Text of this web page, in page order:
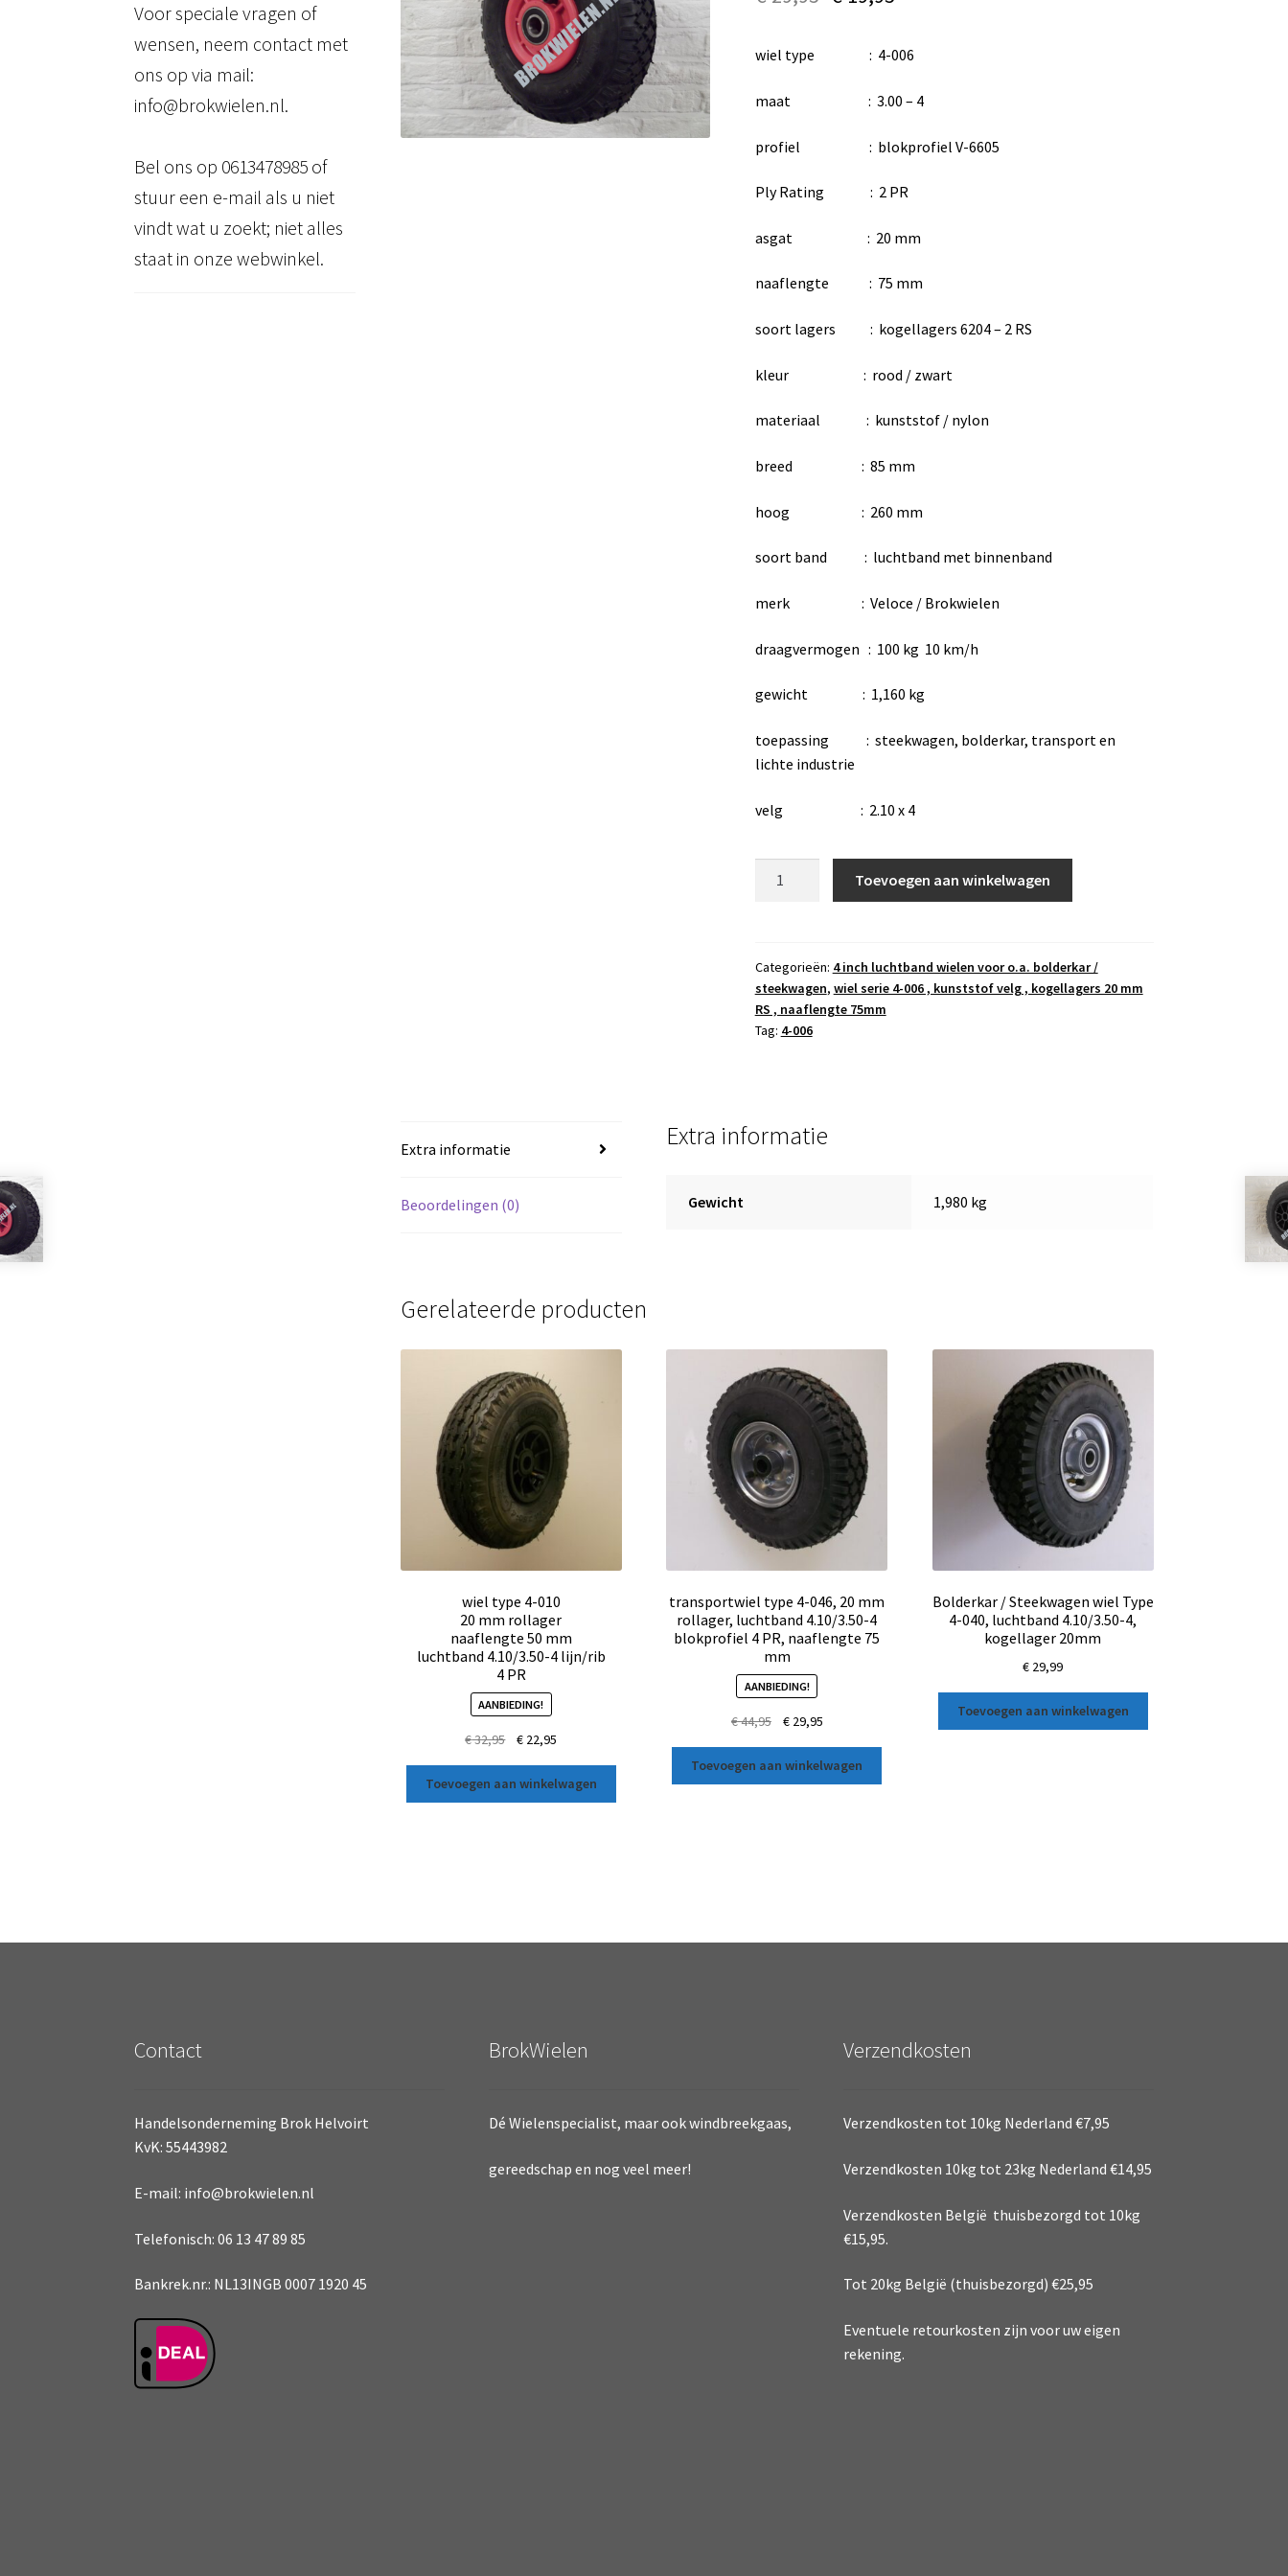
wiel type : 4-006
maat : 3.00 – 4
profiel : blokprofiel V-6605
Ply Rating : 2 PR
asgat : 20 mm
naaflengte : 75 mm
soort lagers : kogellagers 6204 – 2 RS
kleur : rood / zwart
materiaal : kunststof / nylon
breed : 85 mm
hoog : 260 mm
soort band : luchtband met binnenband
merk : Veloce / Brokwielen
draagvermogen : 100 kg 10 km/h
gewicht : 1,160 kg
toepassing : steekwagen, bolderkar, transport en
lichte industrie
velg : 2.10 x 4
3.00-
4
blokprofiel
,
kogellagers
Toevoegen aan winkelwagen
Categorieën: 4 inch luchtband wielen voor o.a. bolderkar /
steekwagen, wiel serie 4-006 , kunststof velg , kogellagers 20 mm
RS , naaflengte 75mm
Tag: 4-006
Extra informatie
Beoordelingen (0)
Extra informatie
Gewicht 1,980 kg
Gerelateerde producten
wiel type 4-010
20 mm rollager
naaflengte 50 mm
luchtband 4.10/3.50-4 lijn/rib
4 PR
AANBIEDING!
€32,95 € 22,95
Toevoegen aan winkelwagen
transportwiel type 4-046, 20 mm
rollager, luchtband 4.10/3.50-4
blokprofiel 4 PR, naaflengte 75
mm
AANBIEDING!
€44,95 €29,95
Toevoegen aan winkelwagen
Bolderkar / Steekwagen wiel Type
4-040, luchtband 4.10/3.50-4,
kogellager 20mm
€ 29,99
Toevoegen aan winkelwagen
Voor speciale vragen of
wensen, neem contact met
ons op via mail:
info@brokwielen.nl.
Bel ons op 0613478985 of
stuur een e-mail als u niet
vindt wat u zoekt; niet alles
staat in onze webwinkel.
Contact
Handelsonderneming Brok Helvoirt
KvK: 55443982
E-mail: info@brokwielen.nl
Telefonisch: 06 13 47 89 85
Bankrek.nr.: NL13INGB 0007 1920 45
BrokWielen
Dé Wielenspecialist, maar ook windbreekgaas,
gereedschap en nog veel meer!
Verzendkosten
Verzendkosten tot 10kg Nederland €7,95
Verzendkosten 10kg tot 23kg Nederland €14,95
Verzendkosten België thuisbezorgd tot 10kg
€15,95.
Tot 20kg België (thuisbezorgd) €25,95
Eventuele retourkosten zijn voor uw eigen
rekening.